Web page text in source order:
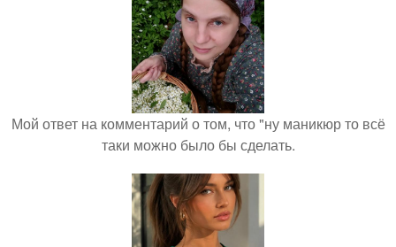
Мой ответ на комментарий о том, что "ну маникюр то всё
таки можно было бы сделать.